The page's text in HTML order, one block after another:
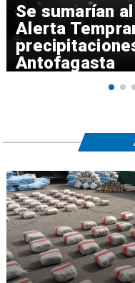
Se sumarían
Alerta
Antofagasta